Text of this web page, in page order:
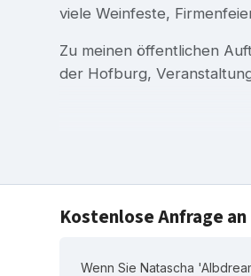
viele Weinfeste,
Zu meinen öffentlichen
der Hofburg,
Kostenlose Anfrage
Wenn Sie Natascha